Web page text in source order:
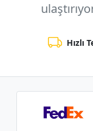
Hızlı